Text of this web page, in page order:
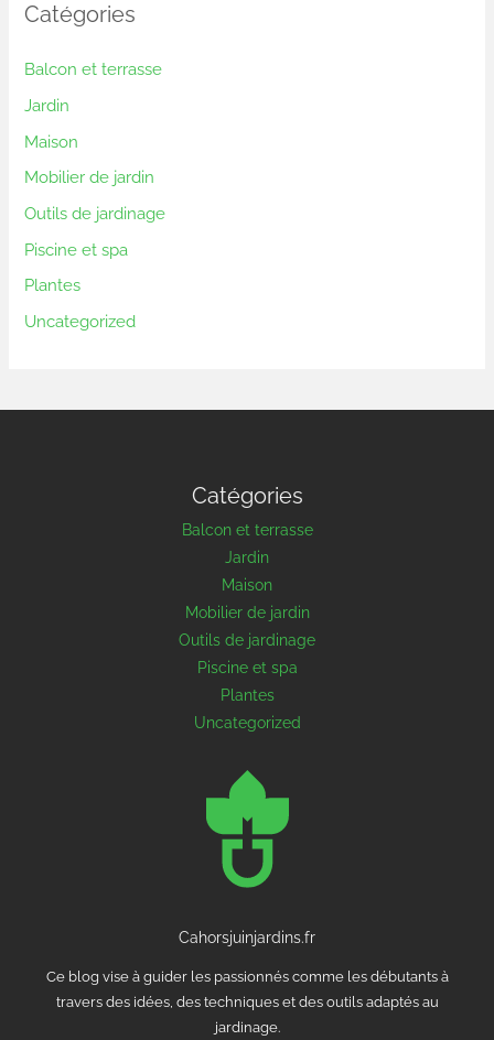
Catégories
Balcon et terrasse
Jardin
Maison
Mobilier de jardin
Outils de jardinage
Piscine et spa
Plantes
Uncategorized
Catégories
Balcon et terrasse
Jardin
Maison
Mobilier de jardin
Outils de jardinage
Piscine et spa
Plantes
Uncategorized
Cahorsjuinjardins.fr
Ce blog vise à guider les passionnés comme les débutants à
travers des idées, des techniques et des outils adaptés au
jardinage.